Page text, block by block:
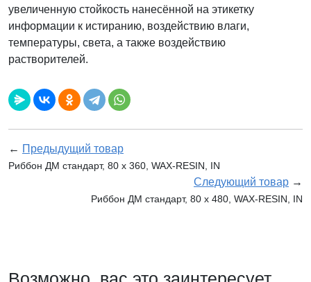
увеличенную стойкость нанесённой на этикетку
информации к истиранию, воздействию влаги,
температуры, света, а также воздействию
растворителей.
← Предыдущий товар
Риббон ДМ стандарт, 80 х 360, WAX-RESIN, IN
Следующий товар →
Риббон ДМ стандарт, 80 х 480, WAX-RESIN, IN